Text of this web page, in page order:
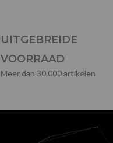
UITGEBREIDE
VOORRAAD
Meer dan 30.000 artikelen